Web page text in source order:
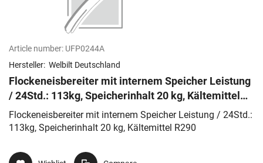
Article number: UFP0244A
Hersteller: Welbilt Deutschland
Flockeneisbereiter mit internem Speicher Leistung
/ 24Std.: 113kg, Speicherinhalt 20 kg, Kältemittel
R290
Flockeneisbereiter mit internem Speicher Leistung / 24Std.:
113kg, Speicherinhalt 20 kg, Kältemittel R290